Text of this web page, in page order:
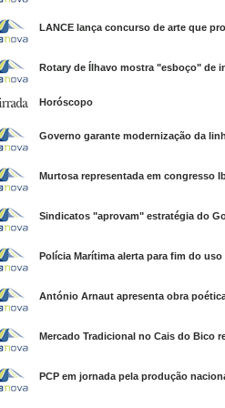
LANCE lança concurso de arte que
Rotary de Ílhavo mostra "esboço" de
Horóscopo
Governo garante modernização da
Murtosa representada em congresso
Sindicatos "aprovam" estratégia do
Polícia Marítima alerta para fim do
António Arnaut apresenta obra
Mercado Tradicional no Cais do Bico
PCP em jornada pela produção